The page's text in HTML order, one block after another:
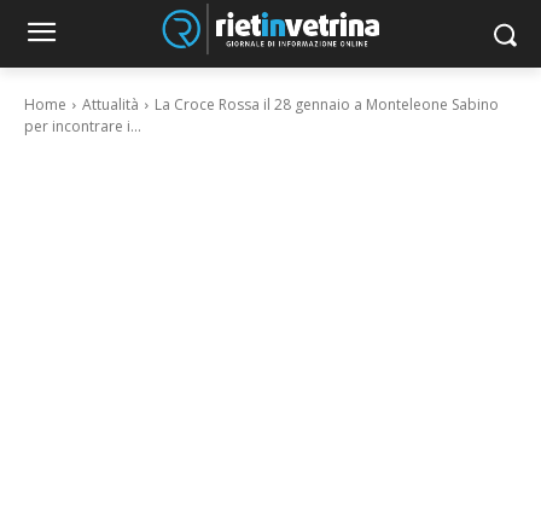
Home Attualità
La Croce Rossa il 28 gennaio a Monteleone Sabino
per incontrare i...